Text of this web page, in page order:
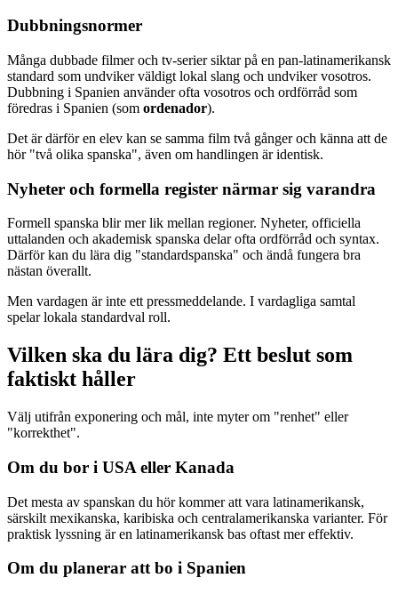
Dubbningsnormer
Många dubbade filmer och tv-serier siktar på en pan-latinamerikansk
standard som undviker väldigt lokal slang och undviker vosotros.
Dubbning i Spanien använder ofta vosotros och ordförråd som
föredras i Spanien (som ordenador).
Det är därför en elev kan se samma film två gånger och känna att de
hör "två olika spanska", även om handlingen är identisk.
Nyheter och formella register närmar sig varandra
Formell spanska blir mer lik mellan regioner. Nyheter, officiella
uttalanden och akademisk spanska delar ofta ordförråd och syntax.
Därför kan du lära dig "standardspanska" och ändå fungera bra
nästan överallt.
Men vardagen är inte ett pressmeddelande. I vardagliga samtal
spelar lokala standardval roll.
Vilken ska du lära dig? Ett beslut som
faktiskt håller
Välj utifrån exponering och mål, inte myter om "renhet" eller
"korrekthet".
Om du bor i USA eller Kanada
Det mesta av spanskan du hör kommer att vara latinamerikansk,
särskilt mexikanska, karibiska och centralamerikanska varianter. För
praktisk lyssning är en latinamerikansk bas oftast mer effektiv.
Om du planerar att bo i Spanien